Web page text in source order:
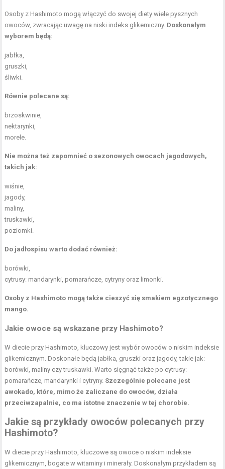
Osoby z Hashimoto mogą włączyć do swojej diety wiele pysznych
owoców, zwracając uwagę na niski indeks glikemiczny. Doskonałym
wyborem będą:
jabłka,
gruszki,
śliwki.
Równie polecane są:
brzoskwinie,
nektarynki,
morele.
Nie można też zapomnieć o sezonowych owocach jagodowych,
takich jak:
wiśnie,
jagody,
maliny,
truskawki,
poziomki.
Do jadłospisu warto dodać również:
borówki,
cytrusy: mandarynki, pomarańcze, cytryny oraz limonki.
Osoby z Hashimoto mogą także cieszyć się smakiem egzotycznego
mango.
Jakie owoce są wskazane przy Hashimoto?
W diecie przy Hashimoto, kluczowy jest wybór owoców o niskim indeksie
glikemicznym. Doskonałe będą jabłka, gruszki oraz jagody, takie jak:
borówki, maliny czy truskawki. Warto sięgnąć także po cytrusy:
pomarańcze, mandarynki i cytryny. Szczególnie polecane jest
awokado, które, mimo że zaliczane do owoców, działa
przeciwzapalnie, co ma istotne znaczenie w tej chorobie.
Jakie są przykłady owoców polecanych przy
Hashimoto?
W diecie przy Hashimoto, kluczowe są owoce o niskim indeksie
glikemicznym, bogate w witaminy i minerały. Doskonałym przykładem są